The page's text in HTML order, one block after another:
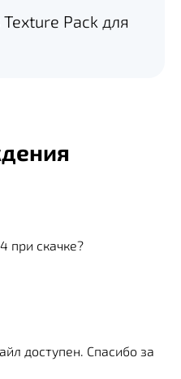
Texture Pack для
при скачке?
доступен. Спасибо за